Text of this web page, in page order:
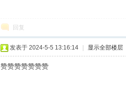
回复
发表于 2024-5-5 13:16:14 显示全部楼层
赞赞赞赞赞赞赞